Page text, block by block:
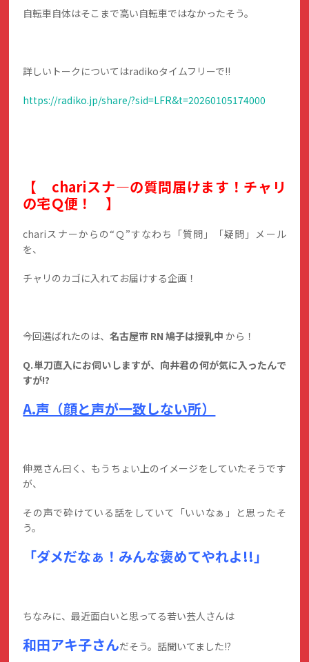
自転車自体はそこまで高い自転車ではなかったそう。
詳しいトークについてはradikoタイムフリーで!!
https://radiko.jp/share/?sid=LFR&t=20260105174000
【 chariスナ―の質問届けます！チャリ
の宅Ｑ便！ 】
chariスナーからの“Ｑ”すなわち「質問」「疑問」メール
を、
チャリのカゴに入れてお届けする企画！
今回選ばれたのは、名古屋市 RN 鳩子は授乳中 から！
Q.単刀直入にお伺いしますが、向井君の何が気に入ったんで
すが!?
A.声（顔と声が一致しない所）
伸晃さん曰く、もうちょい上のイメージをしていたそうです
が、
その声で砕けている話をしていて「いいなぁ」と思ったそ
う。
「ダメだなぁ！みんな褒めてやれよ!!」
ちなみに、最近面白いと思ってる若い芸人さんは
和田アキ子さんだそう。話聞いてました!?